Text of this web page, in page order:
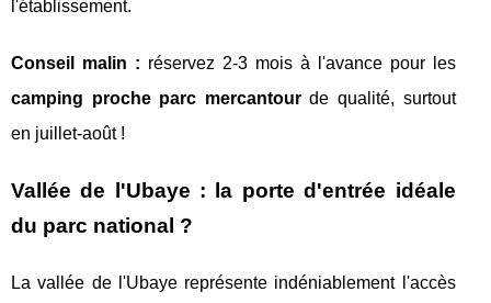
l'établissement.
Conseil malin : réservez 2-3 mois à l'avance pour les
camping proche parc mercantourde qualité, surtout
en juillet-août !
Vallée de l'Ubaye : la porte d'entrée idéale
du parc national ?
La vallée de l'Ubaye représente indéniablement l'accès